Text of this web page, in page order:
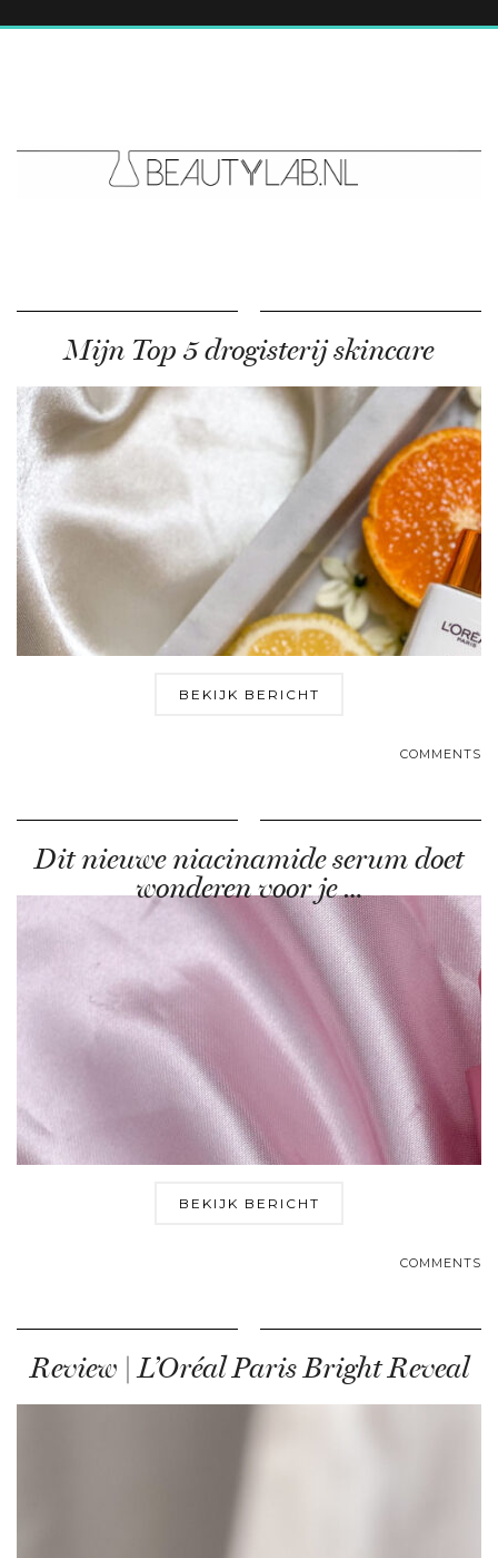
Mijn Top 5 drogisterij skincare
BEKIJK BERICHT
COMMENTS
Dit nieuwe niacinamide serum doet
wonderen voor je …
BEKIJK BERICHT
COMMENTS
Review | L’Oréal Paris Bright Reveal